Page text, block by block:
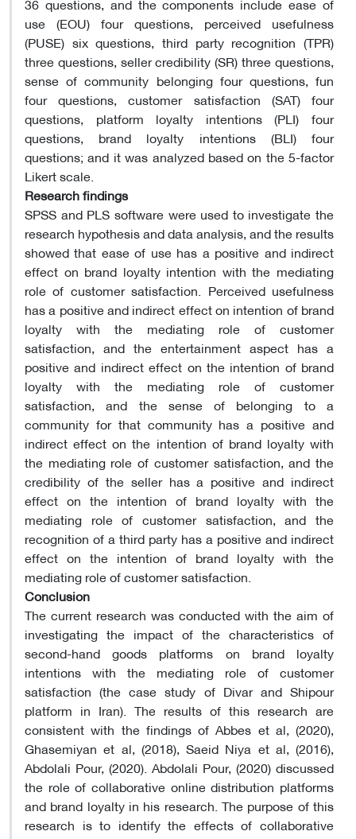
use (EOU) four questions, perceived usefulness
(PUSE) six questions, third party recognition (TPR)
three questions, seller credibility (SR) three questions,
sense of community belonging four questions, fun
four questions, customer satisfaction (SAT) four
questions, platform loyalty intentions (PLI) four
questions, brand loyalty intentions (BLI) four
questions; and it was analyzed based on the 5-factor
Likert scale.
Research findings
SPSS and PLS software were used to investigate the
research hypothesis and data analysis, and the results
showed that ease of use has a positive and indirect
effect on brand loyalty intention with the mediating
role of customer satisfaction. Perceived usefulness
has a positive and indirect effect on intention of brand
loyalty with the mediating role of customer
satisfaction, and the entertainment aspect has a
positive and indirect effect on the intention of brand
loyalty with the mediating role of customer
satisfaction, and the sense of belonging to a
community for that community has a positive and
indirect effect on the intention of brand loyalty with
the mediating role of customer satisfaction, and the
credibility of the seller has a positive and indirect
effect on the intention of brand loyalty with the
mediating role of customer satisfaction, and the
recognition of a third party has a positive and indirect
effect on the intention of brand loyalty with the
mediating role of customer satisfaction.
Conclusion
The current research was conducted with the aim of
investigating the impact of the characteristics of
second-hand goods platforms on brand loyalty
intentions with the mediating role of customer
satisfaction (the case study of Divar and Shipour
platform in Iran). The results of this research are
consistent with the findings of Abbes et al, (2020),
Ghasemiyan et al, (2018), Saeid Niya et al, (2016),
Abdolali Pour, (2020). Abdolali Pour, (2020) discussed
the role of collaborative online distribution platforms
and brand loyalty in his research. The purpose of this
research is to identify the effects of collaborative